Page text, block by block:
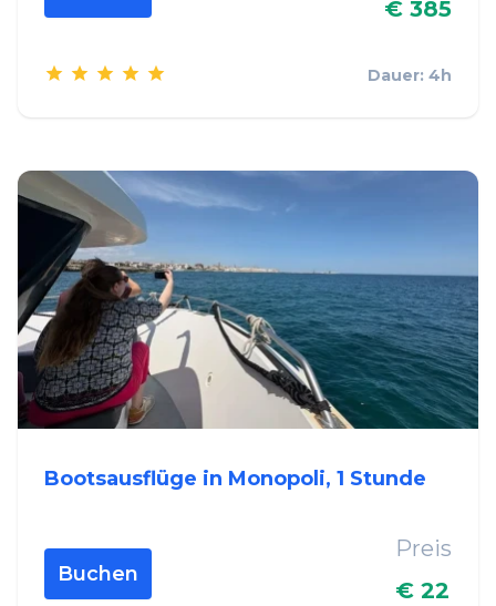
€ 385
Dauer: 4h
Bootsausflüge in Monopoli, 1 Stunde
Buchen
Preis
€ 22